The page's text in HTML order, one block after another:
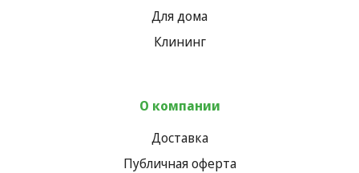
Для дома
Клининг
О компании
Доставка
Публичная оферта